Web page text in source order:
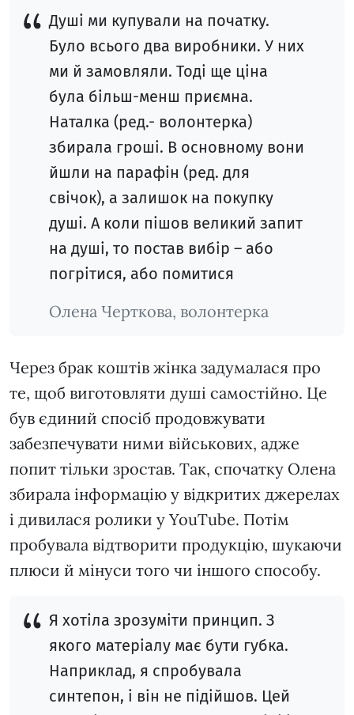
Душі ми купували на початку.
Було всього два виробники. У них
ми й замовляли. Тоді ще ціна
була більш-менш приємна.
Наталка (ред.- волонтерка)
збирала гроші. В основному вони
йшли на парафін (ред. для
свічок), а залишок на покупку
душі. А коли пішов великий запит
на душі, то постав вибір – або
погрітися, або помитися
Олена Черткова, волонтерка
Через брак коштів жінка задумалася про
те, щоб виготовляти душі самостійно. Це
був єдиний спосіб продовжувати
забезпечувати ними військових, адже
попит тільки зростав. Так, спочатку Олена
збирала інформацію у відкритих джерелах
і дивилася ролики у YouTube. Потім
пробувала відтворити продукцію, шукаючи
плюси й мінуси того чи іншого способу.
Я хотіла зрозуміти принцип. З
якого матеріалу має бути губка.
Наприклад, я спробувала
синтепон, і він не підійшов. Цей